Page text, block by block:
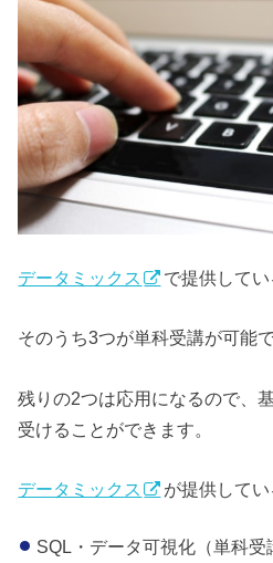
データミックス で提供してい
そのうち3つが単科受講が可能で
残りの2つは応用になるので、
受けることができます。
データミックス が提供してい
SQL・データ可視化（単科受